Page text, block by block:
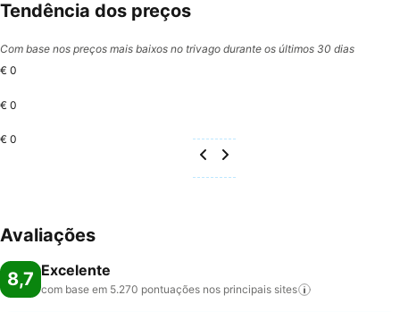
Tendência dos preços
Com base nos preços mais baixos no trivago durante os últimos 30 dias
€ 0
€ 0
€ 0
Avaliações
8,7 Excelente
com base em 5.270 pontuações nos principais sites